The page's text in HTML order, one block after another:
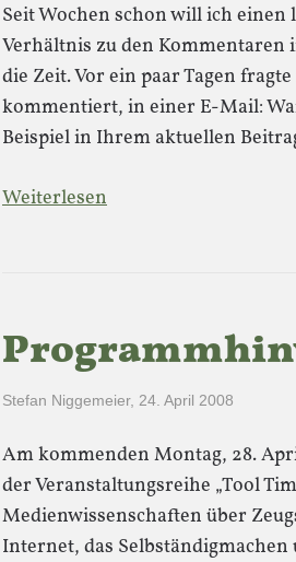
Seit Wochen schon will ich
Verhältnis zu den Kommentaren
die Zeit. Vor ein paar Tagen
kommentiert, in einer E-Mail:
Beispiel in Ihrem aktuellen
Weiterlesen
Stefan Niggemeier, 24. April 2008
Am kommenden Montag, 28.
der Veranstaltungsreihe „Tool
Medienwissenschaften über
Internet, das